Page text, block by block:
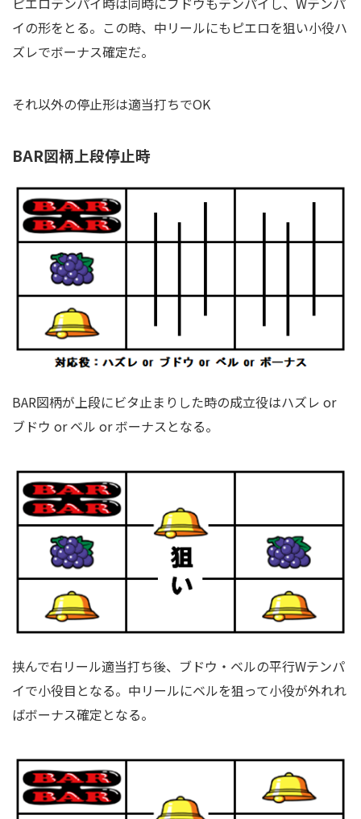
イの形をとる。この時、中リールにもピエロを狙い小役ハ
ズレでボーナス確定だ。
それ以外の停止形は適当打ちでOK
BAR図柄上段停止時
BAR図柄が上段にビタ止まりした時の成立役はハズレ or
ブドウ or ベル or ボーナスとなる。
挟んで右リール適当打ち後、ブドウ・ベルの平行Wテンパ
イで小役目となる。中リールにベルを狙って小役が外れれ
ばボーナス確定となる。